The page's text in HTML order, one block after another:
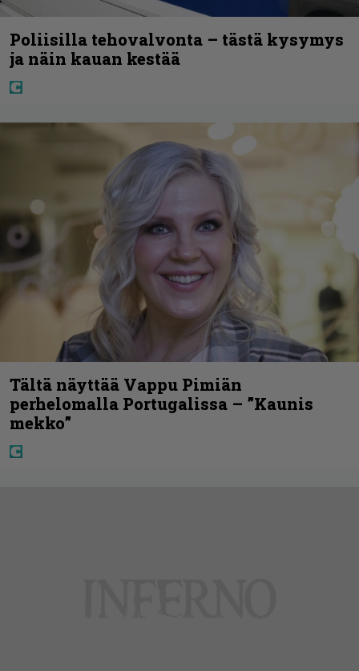
Poliisilla tehovalvonta – tästä kysymys
ja näin kauan kestää
Tältä näyttää Vappu Pimiän
perhelomalla Portugalissa – ”Kaunis
mekko”